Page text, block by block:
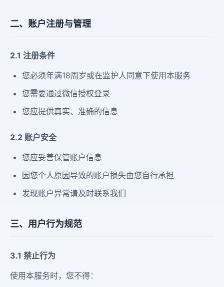
二、账户注册与管理
2.1 注册条件
您必须年满18周岁或在监护人同意下使用本服务
您需要通过微信授权登录
您应提供真实、准确的信息
2.2 账户安全
您应妥善保管账户信息
因您个人原因导致的账户损失由您自行承担
发现账户异常请及时联系我们
三、用户行为规范
3.1 禁止行为
使用本服务时，您不得：